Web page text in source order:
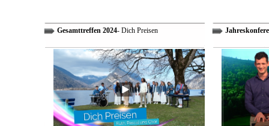
Gesamttreffen 2024- Dich Preisen